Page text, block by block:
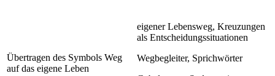
Übertragen des Symbols Weg
auf das eigene Leben
eigener Lebensweg, Kreuzungen
als Entscheidungssituationen
Wegbegleiter, Sprichwörter